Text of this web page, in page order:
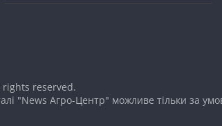
rights reserved.
"News Агро-Центр" можливе тільки за